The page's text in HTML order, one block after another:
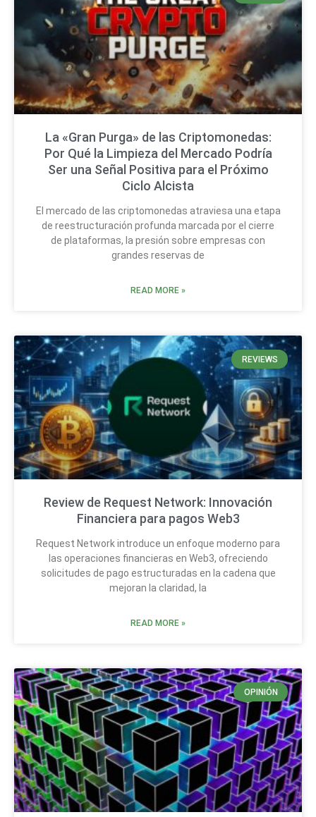
La «Gran Purga» de las Criptomonedas:
Por Qué la Limpieza del Mercado Podría
Ser una Señal Positiva para el Próximo
Ciclo Alcista
El mercado de las criptomonedas atraviesa una etapa
de reestructuración profunda marcada por el cierre
de plataformas, la presión sobre empresas con
grandes reservas de
READ MORE »
REVIEWS
Review de Request Network: Innovación
Financiera para pagos Web3
Request Network introduce un enfoque moderno para
las operaciones financieras en Web3, ofreciendo
solicitudes de pago estructuradas en la cadena que
mejoran la claridad, la
READ MORE »
OPINIÓN